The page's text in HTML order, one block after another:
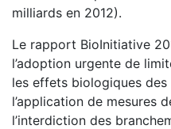
milliards en 2012).
Le rapport BioInitiative
l’adoption urgente de
les effets biologiques des
l’application de mesures
l’interdiction des